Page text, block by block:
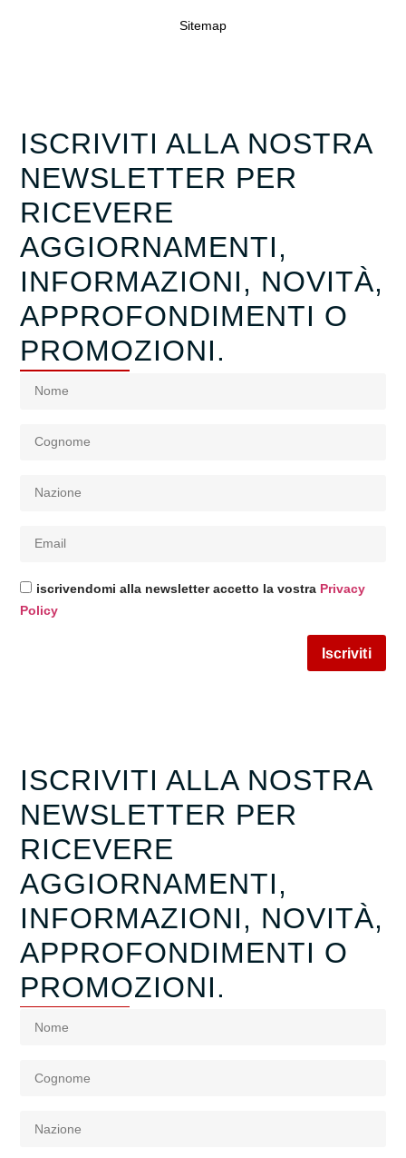
Sitemap
ISCRIVITI ALLA NOSTRA
NEWSLETTER PER
RICEVERE
AGGIORNAMENTI,
INFORMAZIONI, NOVITÀ,
APPROFONDIMENTI O
PROMOZIONI.
iscrivendomi alla newsletter accetto la vostra Privacy
Policy
Iscriviti
ISCRIVITI ALLA NOSTRA
NEWSLETTER PER
RICEVERE
AGGIORNAMENTI,
INFORMAZIONI, NOVITÀ,
APPROFONDIMENTI O
PROMOZIONI.